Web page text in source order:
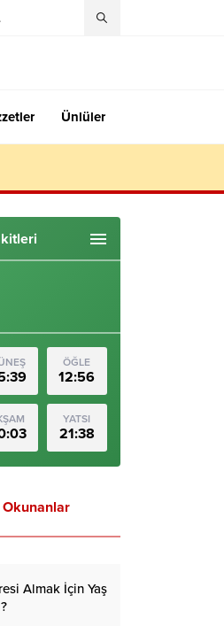
Ünlüler
ÖĞLE
12:56
YATSI
21:38
Almak İçin Yaş